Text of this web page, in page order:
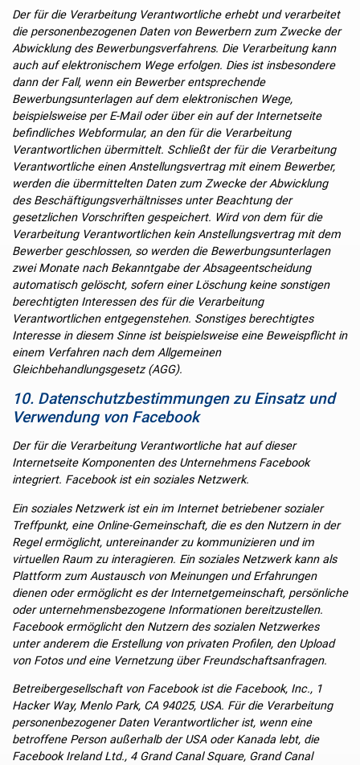
Der für die Verarbeitung Verantwortliche erhebt und verarbeitet
die personenbezogenen Daten von Bewerbern zum Zwecke der
Abwicklung des Bewerbungsverfahrens. Die Verarbeitung kann
auch auf elektronischem Wege erfolgen. Dies ist insbesondere
dann der Fall, wenn ein Bewerber entsprechende
Bewerbungsunterlagen auf dem elektronischen Wege,
beispielsweise per E-Mail oder über ein auf der Internetseite
befindliches Webformular, an den für die Verarbeitung
Verantwortlichen übermittelt. Schließt der für die Verarbeitung
Verantwortliche einen Anstellungsvertrag mit einem Bewerber,
werden die übermittelten Daten zum Zwecke der Abwicklung
des Beschäftigungsverhältnisses unter Beachtung der
gesetzlichen Vorschriften gespeichert. Wird von dem für die
Verarbeitung Verantwortlichen kein Anstellungsvertrag mit dem
Bewerber geschlossen, so werden die Bewerbungsunterlagen
zwei Monate nach Bekanntgabe der Absageentscheidung
automatisch gelöscht, sofern einer Löschung keine sonstigen
berechtigten Interessen des für die Verarbeitung
Verantwortlichen entgegenstehen. Sonstiges berechtigtes
Interesse in diesem Sinne ist beispielsweise eine Beweispflicht in
einem Verfahren nach dem Allgemeinen
Gleichbehandlungsgesetz (AGG).
10. Datenschutzbestimmungen zu Einsatz und
Verwendung von Facebook
Der für die Verarbeitung Verantwortliche hat auf dieser
Internetseite Komponenten des Unternehmens Facebook
integriert. Facebook ist ein soziales Netzwerk.
Ein soziales Netzwerk ist ein im Internet betriebener sozialer
Treffpunkt, eine Online-Gemeinschaft, die es den Nutzern in der
Regel ermöglicht, untereinander zu kommunizieren und im
virtuellen Raum zu interagieren. Ein soziales Netzwerk kann als
Plattform zum Austausch von Meinungen und Erfahrungen
dienen oder ermöglicht es der Internetgemeinschaft, persönliche
oder unternehmensbezogene Informationen bereitzustellen.
Facebook ermöglicht den Nutzern des sozialen Netzwerkes
unter anderem die Erstellung von privaten Profilen, den Upload
von Fotos und eine Vernetzung über Freundschaftsanfragen.
Betreibergesellschaft von Facebook ist die Facebook, Inc., 1
Hacker Way, Menlo Park, CA 94025, USA. Für die Verarbeitung
personenbezogener Daten Verantwortlicher ist, wenn eine
betroffene Person außerhalb der USA oder Kanada lebt, die
Facebook Ireland Ltd., 4 Grand Canal Square, Grand Canal